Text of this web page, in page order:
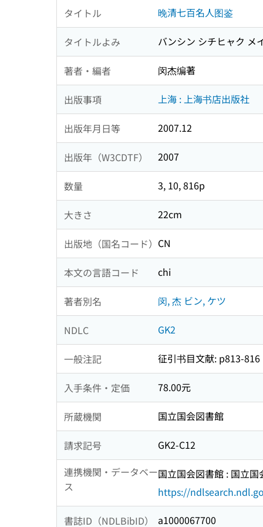
タイトル 晚清七百名人图鉴
タイトルよみ バンシン シチヒャク メ
著者・編者 闵杰编著
出版事項 上海 : 上海书店出版社
出版年月日等 2007.12
出版年（W3CDTF） 2007
数量 3, 10, 816p
大きさ 22cm
出版地（国名コード） CN
本文の言語コード chi
著者別名 闵, 杰 ビン, ケツ
NDLC GK2
一般注記 征引书目文献: p813-816
入手条件・定価 78.00元
所蔵機関 国立国会図書館
請求記号
GK2-C12
連携機関・データベー
ス
国立国会図書館 : 国立国
https://
書誌ID（NDLBibID）
a1000067700